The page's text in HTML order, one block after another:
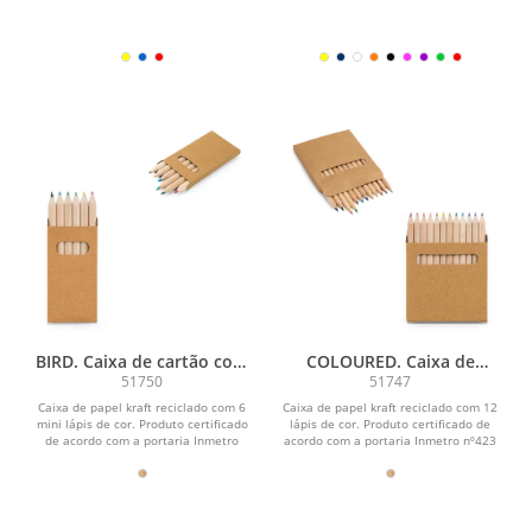
BIRD. Caixa de cartão com
6 mini lápis de cor
51750
Caixa de papel kraft reciclado com 6
mini lápis de cor. Produto certificado
de acordo com a portaria Inmetro
COLOURED. Caixa de
cartão com 12 mini lápis de
cor
51747
Caixa de papel kraft reciclado com 12
lápis de cor. Produto certificado de
acordo com a portaria Inmetro nº423